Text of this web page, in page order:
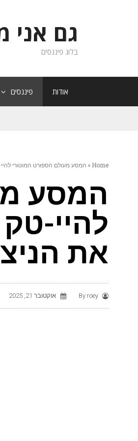
גם אני
בלוג פיננסים
אודות פיננסים
Home
» המסע מעולם הספורט המוטורי
המסע
להיי-
את
By roey אוקטובר 21, 2025